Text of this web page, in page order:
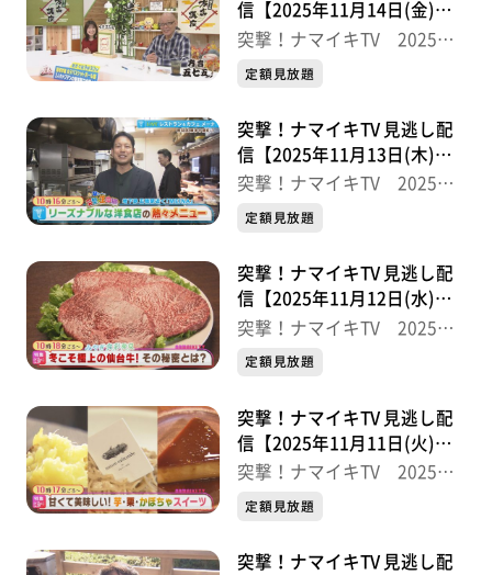
信【2025年11月14日(金)放
送分】
突撃！ナマイキTV 2025後
半
定額見放題
突撃！ナマイキTV 見逃し配
信【2025年11月13日(木)放
送分】
突撃！ナマイキTV 2025後
半
定額見放題
突撃！ナマイキTV 見逃し配
信【2025年11月12日(水)放
送分】
突撃！ナマイキTV 2025後
半
定額見放題
突撃！ナマイキTV 見逃し配
信【2025年11月11日(火)放
送分】
突撃！ナマイキTV 2025後
半
定額見放題
突撃！ナマイキTV 見逃し配